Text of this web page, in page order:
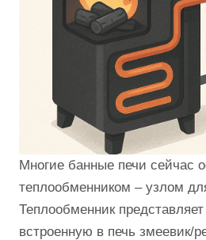
Многие банные печи сейчас
теплообменником – узлом
Теплообменник
встроенную в печь змеевик/